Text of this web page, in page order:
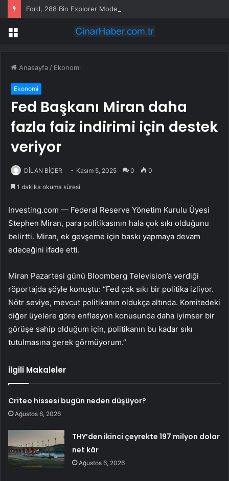
Menü
Anasayfa / Ekonomi
Ekonomi
Fed Başkanı Miran daha
fazla faiz indirimi için destek
veriyor
DİLAN BİÇER Kasım 5, 2025 0 0
1 dakika okuma süresi
Investing.com — Federal Reserve Yönetim Kurulu Üyesi
Stephen Miran, para politikasının hala çok sıkı olduğunu
belirtti. Miran, ek gevşeme için baskı yapmaya devam
edeceğini ifade etti.
Miran Pazartesi günü Bloomberg Television’a verdiği
röportajda şöyle konuştu: “Fed çok sıkı bir politika izliyor.
Nötr seviye, mevcut politikanın oldukça altında. Komitedeki
diğer üyelere göre enflasyon konusunda daha iyimser bir
görüşe sahip olduğum için, politikanın bu kadar sıkı
tutulmasına gerek görmüyorum.”
İlgili Makaleler
Criteo hissesi bugün neden düşüyor?
Ağustos 6, 2026
THY’den ikinci çeyrekte 197 milyon dolar
net kâr
Ağustos 6, 2026